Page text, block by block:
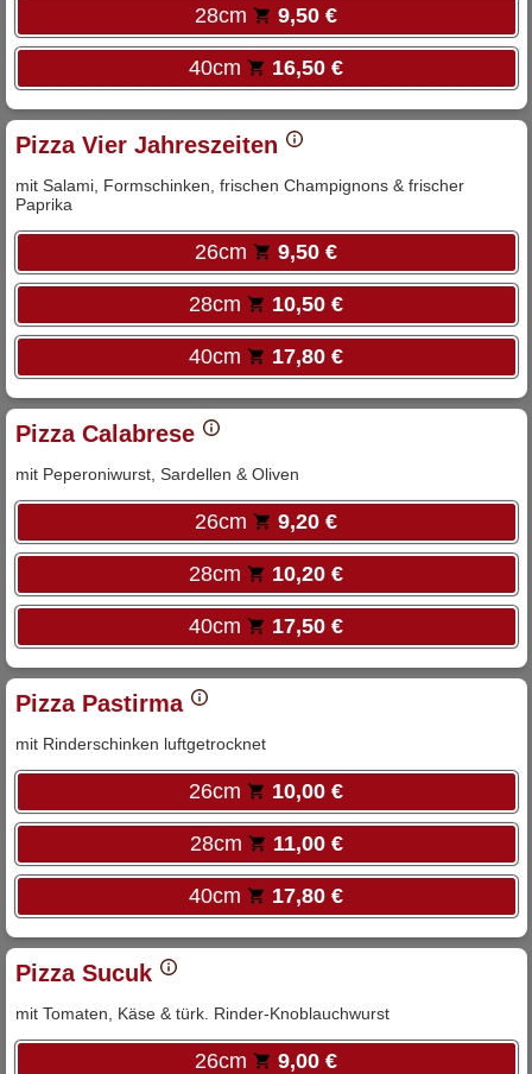
28cm 9,50 €
40cm 16,50 €
Pizza Vier Jahreszeiten
mit Salami, Formschinken, frischen Champignons & frischer
Paprika
26cm 9,50 €
28cm 10,50 €
40cm 17,80 €
Pizza Calabrese
mit Peperoniwurst, Sardellen & Oliven
26cm 9,20 €
28cm 10,20 €
40cm 17,50 €
Pizza Pastirma
mit Rinderschinken luftgetrocknet
26cm 10,00 €
28cm 11,00 €
40cm 17,80 €
Pizza Sucuk
mit Tomaten, Käse & türk. Rinder-Knoblauchwurst
26cm 9,00 €